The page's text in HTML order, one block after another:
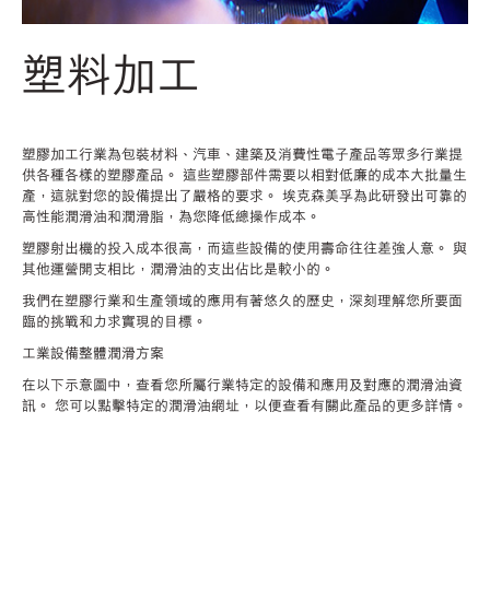
塑料加工
塑膠加工行業為包裝材料、汽車、建築及消費性電子產品等眾多行業提
供各種各樣的塑膠產品。 這些塑膠部件需要以相對低廉的成本大批量生
產，這就對您的設備提出了嚴格的要求。 埃克森美孚為此研發出可靠的
高性能潤滑油和潤滑脂，為您降低總操作成本。
塑膠射出機的投入成本很高，而這些設備的使用壽命往往差強人意。 與
其他運營開支相比，潤滑油的支出佔比是較小的。
我們在塑膠行業和生產領域的應用有著悠久的歷史，深刻理解您所要面
臨的挑戰和力求實現的目標。
工業設備整體潤滑方案
在以下示意圖中，查看您所屬行業特定的設備和應用及對應的潤滑油資
訊。 您可以點擊特定的潤滑油網址，以便查看有關此產品的更多詳情。